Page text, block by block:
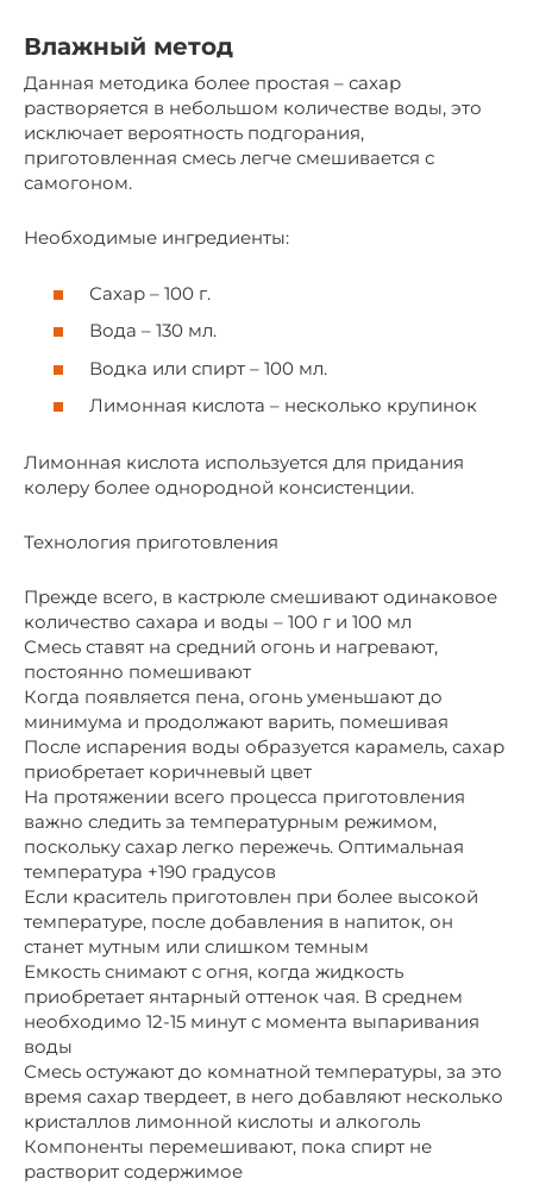
Влажный метод
Данная методика более простая – сахар
растворяется в небольшом количестве воды, это
исключает вероятность подгорания,
приготовленная смесь легче смешивается с
самогоном.
Необходимые ингредиенты:
Сахар – 100 г.
Вода – 130 мл.
Водка или спирт – 100 мл.
Лимонная кислота – несколько крупинок
Лимонная кислота используется для придания
колеру более однородной консистенции.
Технология приготовления
Прежде всего, в кастрюле смешивают одинаковое
количество сахара и воды – 100 г и 100 мл
Смесь ставят на средний огонь и нагревают,
постоянно помешивают
Когда появляется пена, огонь уменьшают до
минимума и продолжают варить, помешивая
После испарения воды образуется карамель, сахар
приобретает коричневый цвет
На протяжении всего процесса приготовления
важно следить за температурным режимом,
поскольку сахар легко пережечь. Оптимальная
температура +190 градусов
Если краситель приготовлен при более высокой
температуре, после добавления в напиток, он
станет мутным или слишком темным
Емкость снимают с огня, когда жидкость
приобретает янтарный оттенок чая. В среднем
необходимо 12-15 минут с момента выпаривания
воды
Смесь остужают до комнатной температуры, за это
время сахар твердеет, в него добавляют несколько
кристаллов лимонной кислоты и алкоголь
Компоненты перемешивают, пока спирт не
растворит содержимое